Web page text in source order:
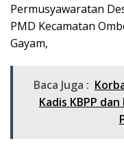
Permusyawaratan
PMD Kecamatan
Gayam,
Baca Juga :
Kadis KBPP